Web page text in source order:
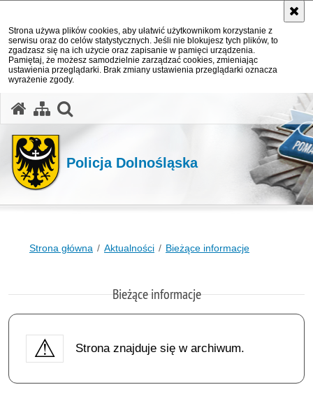
Strona używa plików cookies, aby ułatwić użytkownikom korzystanie z
serwisu oraz do celów statystycznych. Jeśli nie blokujesz tych plików, to
zgadzasz się na ich użycie oraz zapisanie w pamięci urządzenia.
Pamiętaj, że możesz samodzielnie zarządzać cookies, zmieniając
ustawienia przeglądarki. Brak zmiany ustawienia przeglądarki oznacza
wyrażenie zgody.
Policja Dolnośląska
Strona główna Aktualności Bieżące informacje
Bieżące informacje
Strona znajduje się w archiwum.